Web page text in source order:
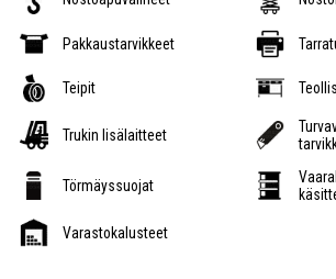
Pakkaustarvikkeet
Teipit
Trukin lisälaitteet
Törmäyssuojat
Varastokalusteet